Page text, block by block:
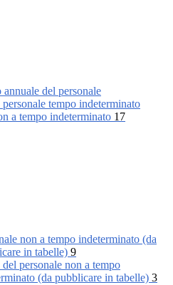
annuale del personale
personale tempo indeterminato
a tempo indeterminato 17
non a tempo indeterminato (da
in tabelle) 9
del personale non a tempo
(da pubblicare in tabelle) 3